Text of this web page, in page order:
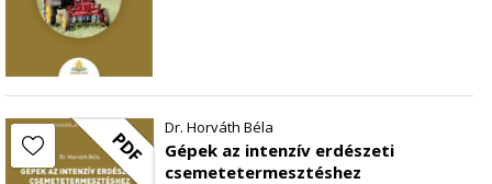
PDF Dr. Horváth Béla
Gépek az intenzív erdészeti
csemetetermesztéshez